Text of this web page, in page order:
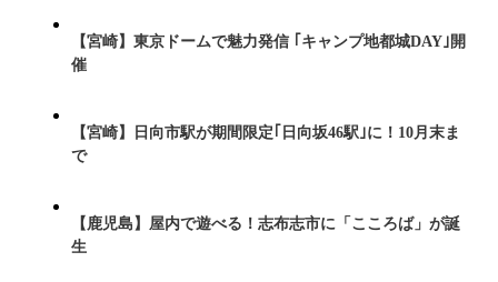
【宮崎】東京ドームで魅力発信 ｢キャンプ地都城DAY｣開
催
【宮崎】日向市駅が期間限定｢日向坂46駅｣に！10月末ま
で
【鹿児島】屋内で遊べる！志布志市に「こころば」が誕
生